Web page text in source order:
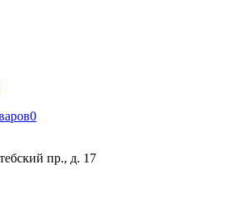
0
пр., д. 17